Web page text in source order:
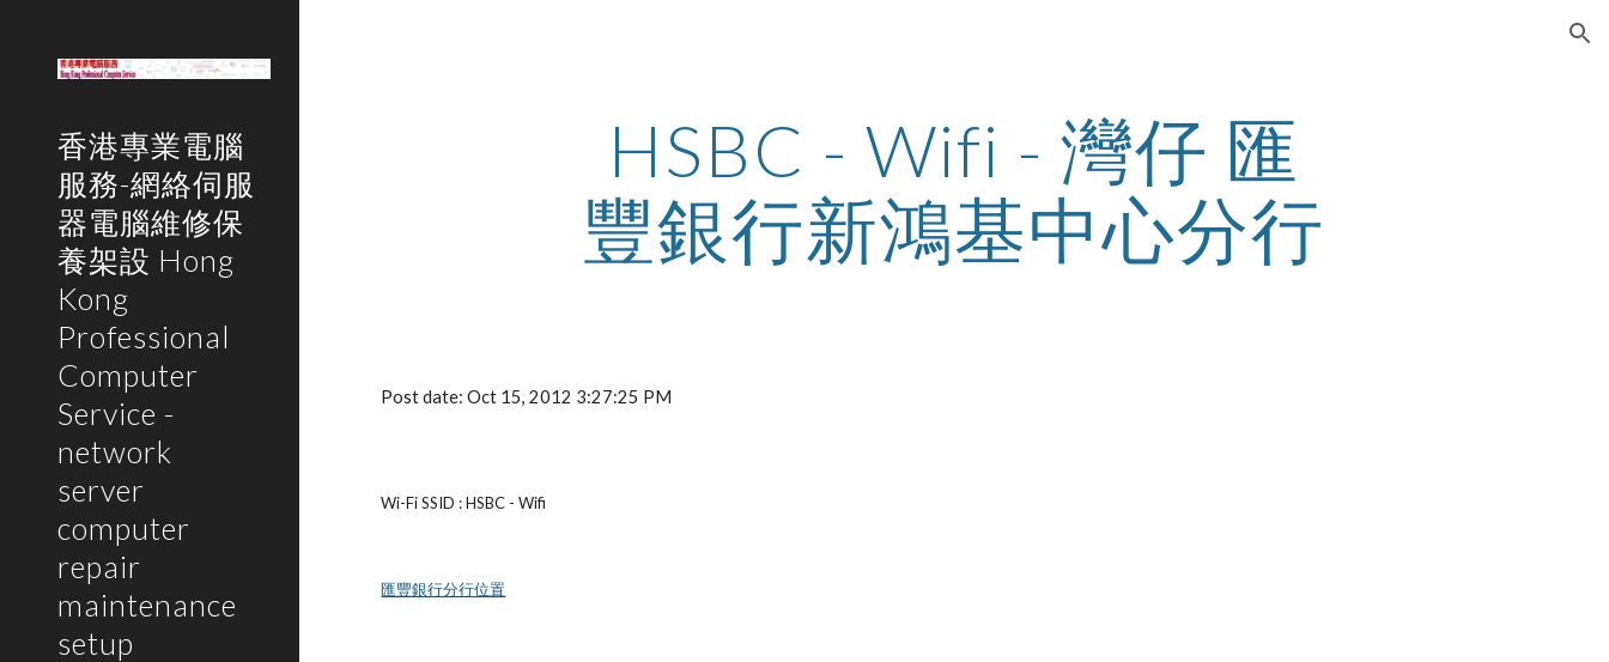
香港專業電腦
服務-網絡伺服
器電腦維修保
養架設 Hong
Kong
Professional
Computer
Service -
network
server
computer
repair
maintenance
setup
HSBC - Wifi - 灣仔 匯
豐銀行新鴻基中心分行
Post date: Oct 15, 2012 3:27:25 PM
Wi-Fi SSID : HSBC - Wifi
匯豐銀行分行位置